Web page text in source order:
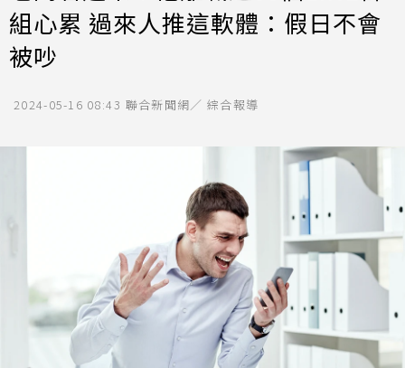
組心累 過來人推這軟體：假日不會
被吵
2024-05-16 08:43 聯合新聞網／ 綜合報導